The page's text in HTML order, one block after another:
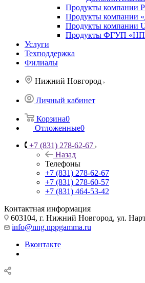
Продукты компании
Продукты компании
Продукты компании
Продукты ФГУП
Услуги
Техподдержка
Филиалы
Нижний Новгород
Личный кабинет
Корзина0
Отложенные0
+7 (831) 278-62-67
Назад
Телефоны
+7 (831) 278-62-67
+7 (831) 278-60-57
+7 (831) 464-53-42
Контактная информация
603104, г. Нижний Новгород, ул.
info@nng.nppgamma.ru
Вконтакте